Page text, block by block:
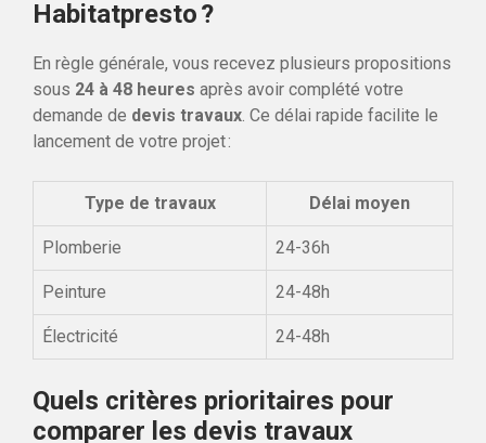
Habitatpresto ?
En règle générale, vous recevez plusieurs propositions
sous 24 à 48 heures après avoir complété votre
demande de devis travaux. Ce délai rapide facilite le
lancement de votre projet :
Type de travaux Délai moyen
Plomberie 24-36h
Peinture 24-48h
Électricité 24-48h
Quels critères prioritaires pour
comparer les devis travaux